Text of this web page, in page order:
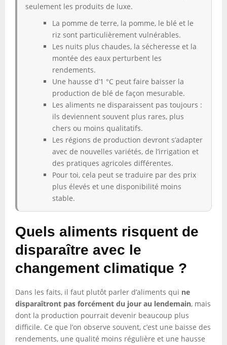
seulement les produits de luxe.
La pomme de terre, la pomme, le blé et le
riz sont particulièrement vulnérables.
Les nuits plus chaudes, la sécheresse et la
montée des eaux perturbent les
rendements.
Une hausse d’1 °C peut faire baisser la
production de blé de façon mesurable.
Les aliments ne disparaissent pas toujours :
ils deviennent souvent plus rares, plus
chers ou moins qualitatifs.
Les régions de production devront s’adapter
avec de nouvelles variétés, de l’irrigation et
des pratiques agricoles différentes.
Pour toi, cela peut se traduire par des prix
plus élevés et une disponibilité moins
stable.
Quels aliments risquent de
disparaître avec le
changement climatique ?
Dans les faits, il faut plutôt parler d’aliments qui ne
disparaîtront pas forcément du jour au lendemain, mais
dont la production pourrait devenir beaucoup plus
difficile. Ce que l’on observe souvent, c’est une baisse des
rendements, une qualité moins régulière et une hausse